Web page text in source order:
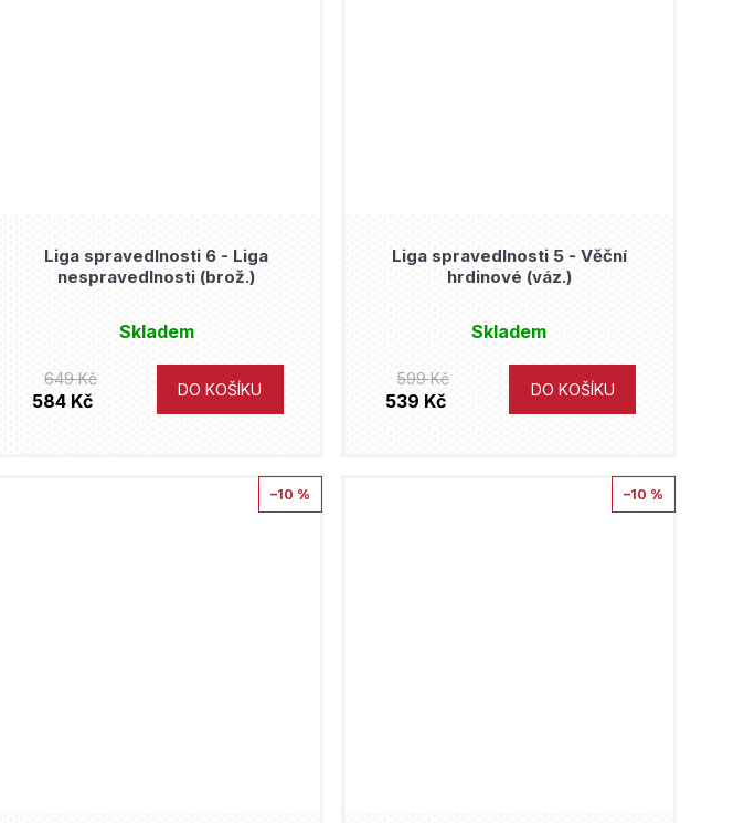
Liga spravedlnosti 6 - Liga
nespravedlnosti (brož.)
Skladem
649 Kč
584 Kč
DO KOŠÍKU
Liga spravedlnosti 5 - Věční
hrdinové (váz.)
Skladem
599 Kč
539 Kč
DO KOŠÍKU
–10 % –10 %